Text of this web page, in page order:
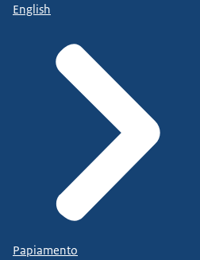
English
Papiamento